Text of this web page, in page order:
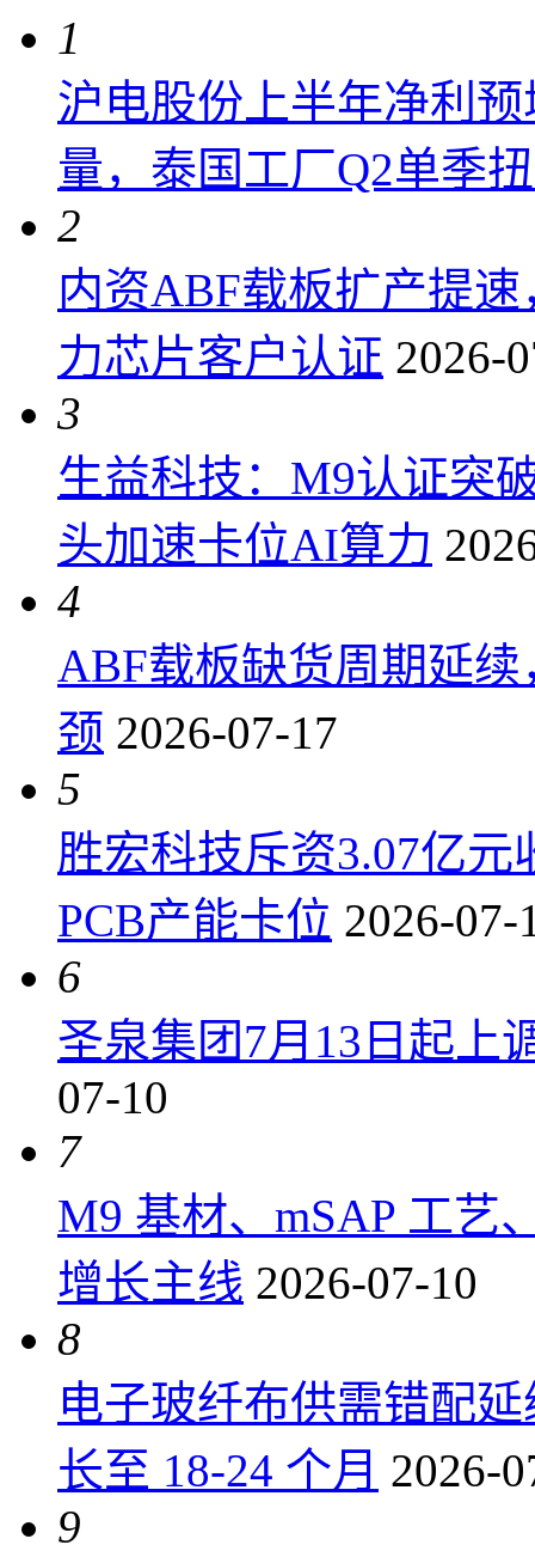
1
沪电股份上半年净利
量，泰国工厂Q2单季
2
内资ABF载板扩产提
力芯片客户认证 2026-
3
生益科技：M9认证突
头加速卡位AI算力
4
ABF载板缺货周期延
颈 2026-07-17
5
胜宏科技斥资3.07亿
PCB产能卡位 2026-07-
6
圣泉集团7月13日起上
07-10
7
M9 基材、mSAP 工艺
增长主线 2026-07-10
8
电子玻纤布供需错配
长至 18-24 个月 2026-
9